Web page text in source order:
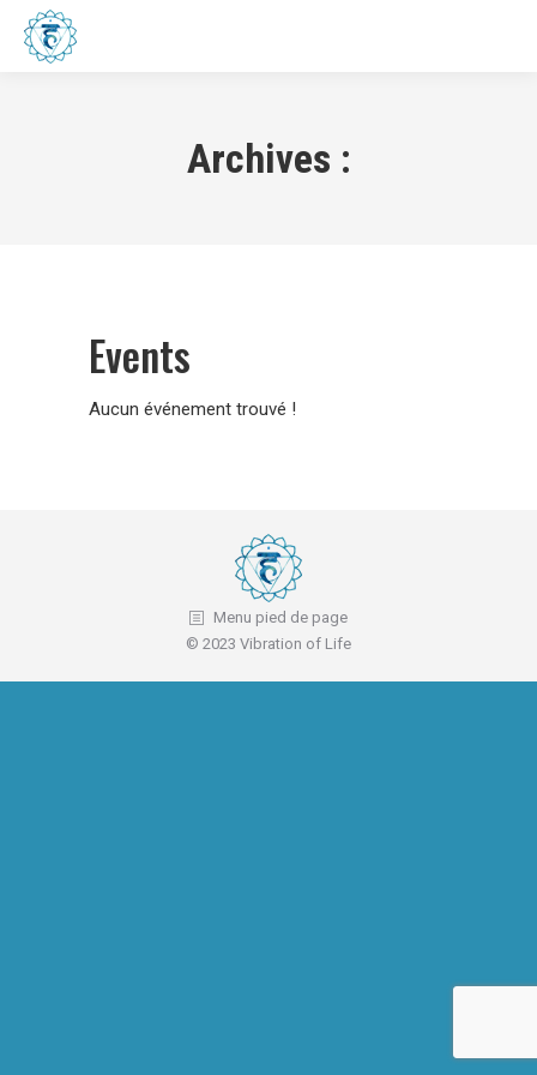
Archives :
Events
Aucun événement trouvé !
Menu pied de page
© 2023 Vibration of Life